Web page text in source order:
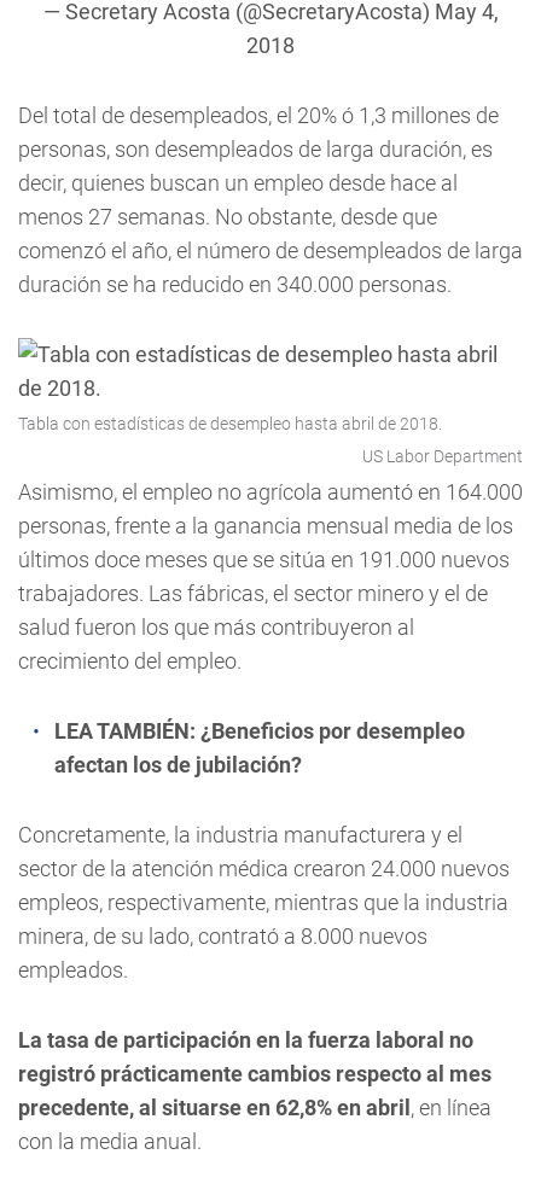
— Secretary Acosta (@SecretaryAcosta) May 4,
2018
Del total de desempleados, el 20% ó 1,3 millones de
personas, son desempleados de larga duración, es
decir, quienes buscan un empleo desde hace al
menos 27 semanas. No obstante, desde que
comenzó el año, el número de desempleados de larga
duración se ha reducido en 340.000 personas.
Tabla con estadísticas de desempleo hasta abril de 2018.
US Labor Department
Asimismo, el empleo no agrícola aumentó en 164.000
personas, frente a la ganancia mensual media de los
últimos doce meses que se sitúa en 191.000 nuevos
trabajadores. Las fábricas, el sector minero y el de
salud fueron los que más contribuyeron al
crecimiento del empleo.
LEA TAMBIÉN: ¿Beneficios por desempleo
afectan los de jubilación?
Concretamente, la industria manufacturera y el
sector de la atención médica crearon 24.000 nuevos
empleos, respectivamente, mientras que la industria
minera, de su lado, contrató a 8.000 nuevos
empleados.
La tasa de participación en la fuerza laboral no
registró prácticamente cambios respecto al mes
precedente, al situarse en 62,8% en abril , en línea
con la media anual.